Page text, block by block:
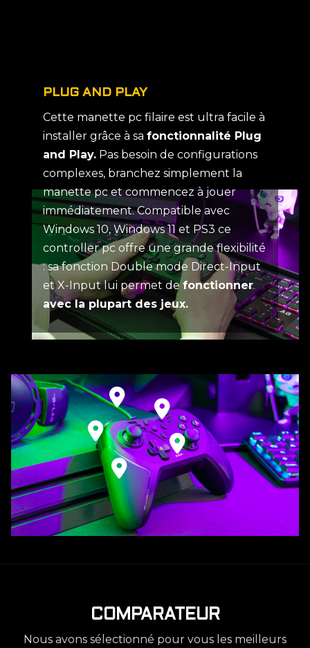
PLUG AND PLAY
Cette manette pc filaire est ultra facile à
installer grâce à sa fonctionnalité Plug
and Play. Pas besoin de configurations
complexes, branchez simplement la
manette pc et commencez à jouer
immédiatement. Compatible avec
Windows 10, Windows 11 et PS3 ce
controller pc offre une grande flexibilité
: sa fonction Double mode Direct-Input
et X-Input lui permet defonctionner
avec la plupart des jeux.
COMPARATEUR
Nous avons sélectionné pour vous les meilleurs